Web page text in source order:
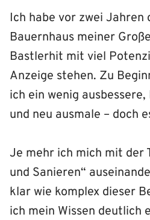
Ich habe vor zwei
Bauernhaus meiner
Bastlerhit mit viel
Anzeige stehen. Zu
ich ein wenig
und neu ausmale – doch
Je mehr ich mich mit der
und Sanieren“
klar wie komplex dieser
ich mein Wissen deutlich